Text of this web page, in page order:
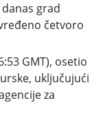
grad
četvoro
GMT), osetio
uključujući
za